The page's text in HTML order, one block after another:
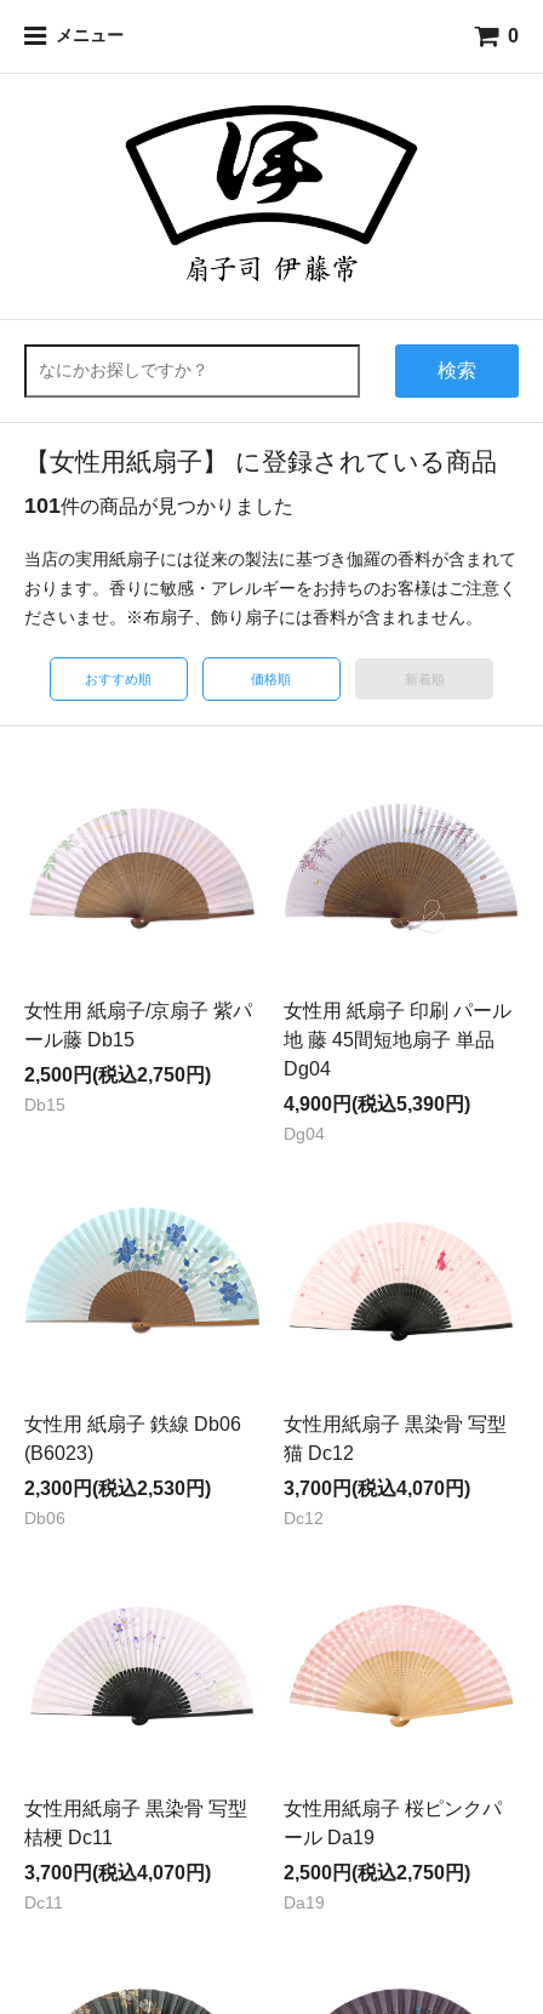
メニュー 0
検索
【女性用紙扇子】 に登録されている商品
101件の商品が見つかりました
当店の実用紙扇子には従来の製法に基づき伽羅の香料が含まれて
おります。香りに敏感・アレルギーをお持ちのお客様はご注意く
ださいませ。※布扇子、飾り扇子には香料が含まれません。
おすすめ順 価格順 新着順
女性用 紙扇子/京扇子 紫パ
ール藤 Db15
2,500円(税込2,750円)
Db15
女性用 紙扇子 印刷 パール
地 藤 45間短地扇子 単品
Dg04
4,900円(税込5,390円)
Dg04
女性用 紙扇子 鉄線 Db06
(B6023)
2,300円(税込2,530円)
Db06
女性用紙扇子 黒染骨 写型
猫 Dc12
3,700円(税込4,070円)
Dc12
女性用紙扇子 黒染骨 写型
桔梗 Dc11
3,700円(税込4,070円)
Dc11
女性用紙扇子 桜ピンクパ
ール Da19
2,500円(税込2,750円)
Da19